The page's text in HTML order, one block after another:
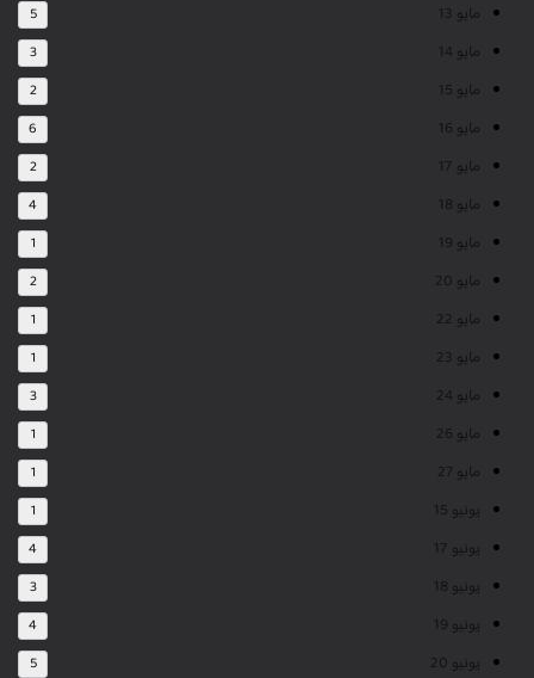
مايو 13 5
مايو 14 3
مايو 15 2
مايو 16 6
مايو 17 2
مايو 18 4
مايو 19 1
مايو 20 2
مايو 22 1
مايو 23 1
مايو 24 3
مايو 26 1
مايو 27 1
يونيو 15 1
يونيو 17 4
يونيو 18 3
يونيو 19 4
يونيو 20 5